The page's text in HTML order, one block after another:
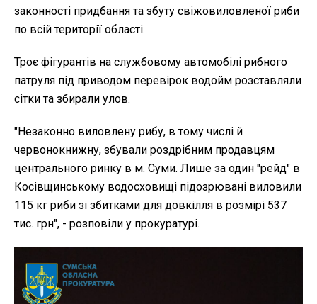
законності придбання та збуту свіжовиловленої риби
по всій території області.
Троє фігурантів на службовому автомобілі рибного
патруля під приводом перевірок водойм розставляли
сітки та збирали улов.
"Незаконно виловлену рибу, в тому числі й
червонокнижну, збували роздрібним продавцям
центрального ринку в м. Суми. Лише за один "рейд" в
Косівщинському водосховищі підозрювані виловили
115 кг риби зі збитками для довкілля в розмірі 537
тис. грн", - розповіли у прокуратурі.